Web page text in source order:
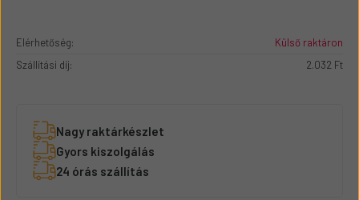
Elérhetőség:
Külső raktáron
Szállítási díj:
2.032 Ft
Nagy raktárkészlet
Gyors kiszolgálás
24 órás szállítás